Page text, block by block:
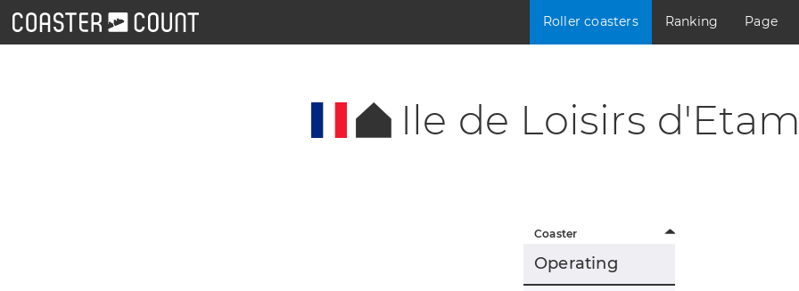
Roller coasters Ranking Page
Ile de Loisirs
Coaster
Operating